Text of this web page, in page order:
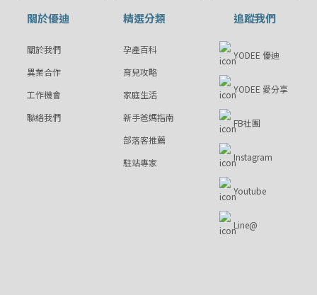
關於優迪
關於我們
異業合作
工作機會
聯絡我們
精選分類
孕產百科
育兒攻略
家庭生活
新手爸媽指南
部落客推薦
駐站專家
追蹤我們
YODEE 優迪
YODEE 愛分享
FB社團
Instagram
Youtube
Line@